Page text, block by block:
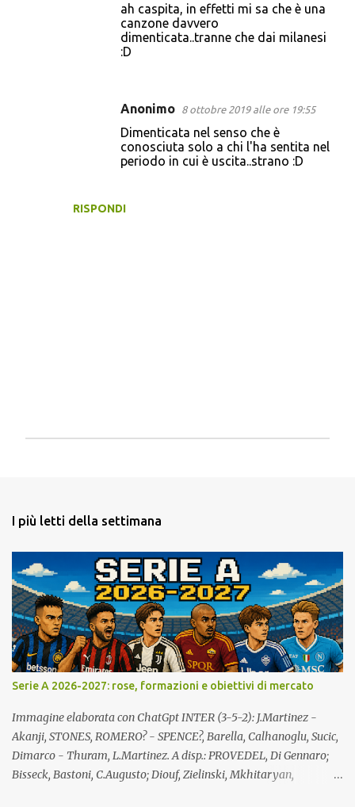
RISPONDI
ah caspita, in effetti mi sa che è una
canzone davvero
dimenticata..tranne che dai milanesi
:D
Anonimo 8 ottobre 2019 alle ore 19:55
Dimenticata nel senso che è
conosciuta solo a chi l'ha sentita nel
periodo in cui è uscita..strano :D
a
c
o
m
m
e
n
t
o
I più letti della settimana
Serie A 2026-2027: rose, formazioni e obiettivi di mercato
Immagine elaborata con ChatGpt INTER (3-5-2): J.Martinez -
Akanji, STONES, ROMERO? - SPENCE?, Barella, Calhanoglu, Sucic,
Dimarco - Thuram, L.Martinez. A disp.: PROVEDEL, Di Gennaro;
Bisseck, Bastoni, C.Augusto; Diouf, Zielinski, Mkhitaryan,